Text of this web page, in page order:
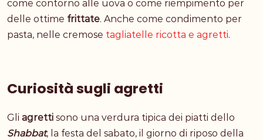
come contorno alle uova o come riempimento per
delle ottime frittate. Anche come condimento per
pasta, nelle cremose tagliatelle ricotta e agretti.
Curiosità sugli agretti
Gli agretti sono una verdura tipica dei piatti dello
Shabbat, la festa del sabato, il giorno di riposo della